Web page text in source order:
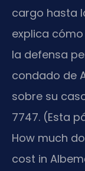
cargo hasta
explica cómo
la defensa
condado de
sobre su
7747. (Esta
How much
cost in